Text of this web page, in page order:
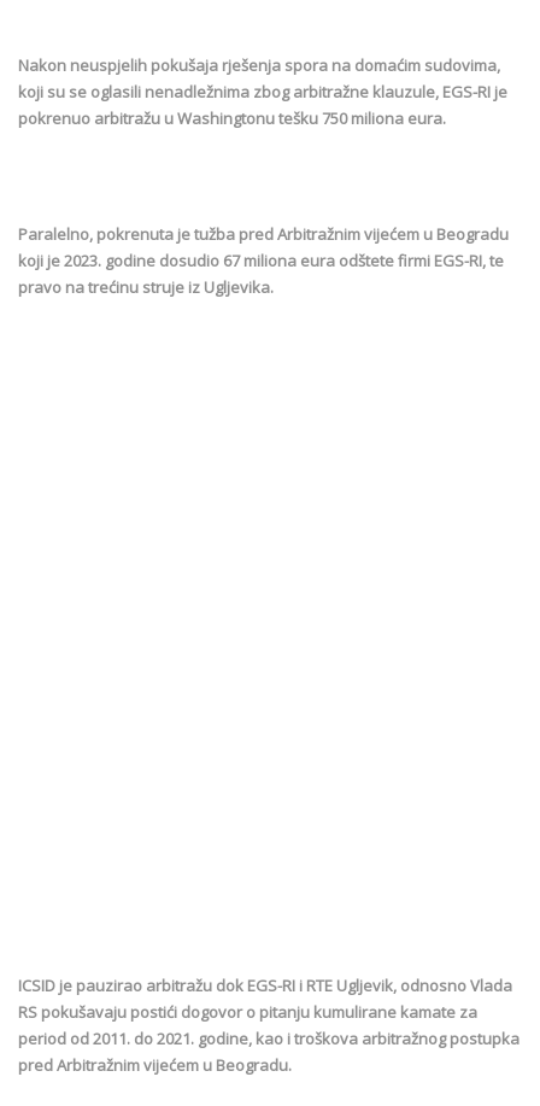
Nakon neuspjelih pokušaja rješenja spora na domaćim sudovima,
koji su se oglasili nenadležnima zbog arbitražne klauzule, EGS-RI je
pokrenuo arbitražu u Washingtonu tešku 750 miliona eura.
Paralelno, pokrenuta je tužba pred Arbitražnim vijećem u Beogradu
koji je 2023. godine dosudio 67 miliona eura odštete firmi EGS-RI, te
pravo na trećinu struje iz Ugljevika.
ICSID je pauzirao arbitražu dok EGS-RI i RTE Ugljevik, odnosno Vlada
RS pokušavaju postići dogovor o pitanju kumulirane kamate za
period od 2011. do 2021. godine, kao i troškova arbitražnog postupka
pred Arbitražnim vijećem u Beogradu.